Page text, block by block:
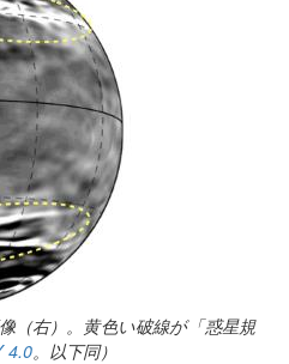
（右）。黄色い破線が「惑星規
4.0。以下同）